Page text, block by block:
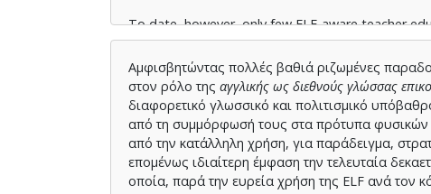
To date, however, only few ELF-aware teacher
known about what change actually entails for a
relevance of transformative learning to ELF
to address these gaps in research, the present
investigate the experience of forty teachers
as a Lingua Franca, in short,ELF-GATE , which has
them followed throughout the course, the study
experimental research and interpretive
In this regard, using diverse data collection
Αμφισβητώντας πολλές βαθιά ριζωμένες
στον ρόλο τηςαγγλικής ως διεθνούς γλώσσας
διαφορετικό γλωσσικό και πολιτισμικό
από τη συμμόρφωσή τους στα πρότυπα φυσικών
από την κατάλληλη χρήση, για παράδειγμα,
επομένως ιδιαίτερη έμφαση την τελευταία
οποία, παρά την ευρεία χρήση της ELF ανά τον